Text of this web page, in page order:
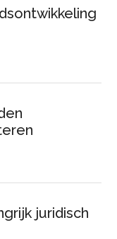
juridisch